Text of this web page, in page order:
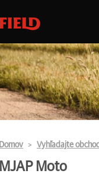
Domov Vyhľadajte
MJAP Moto